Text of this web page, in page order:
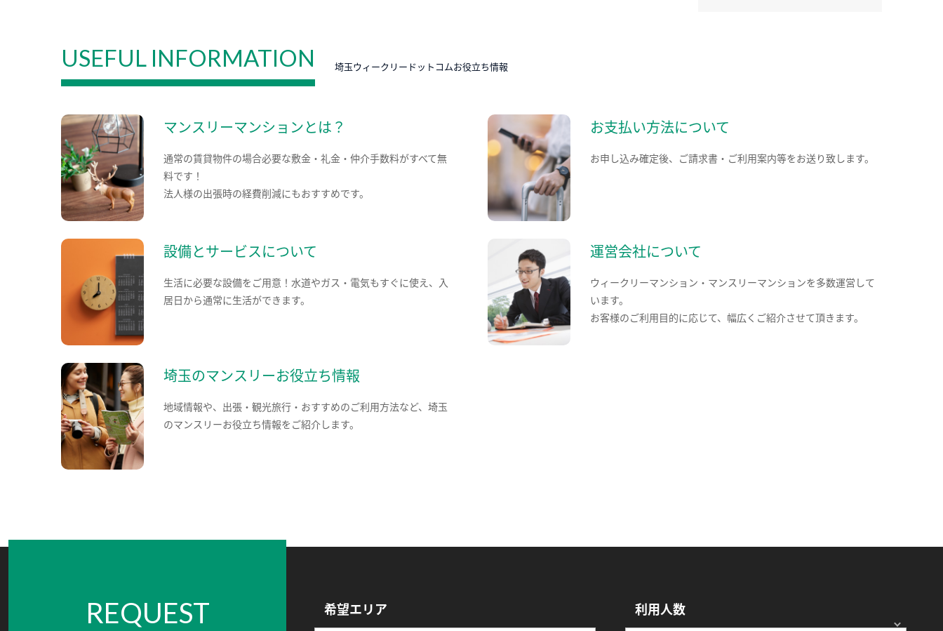
USEFUL INFORMATION 埼玉ウィークリードットコムお役立ち情報
マンスリーマンションとは？
通常の賃貸物件の場合必要な敷金・礼金・仲介手数料がすべて無
料です！
法人様の出張時の経費削減にもおすすめです。
お支払い方法について
お申し込み確定後、ご請求書・ご利用案内等をお送り致します。
設備とサービスについて
生活に必要な設備をご用意！水道やガス・電気もすぐに使え、入
居日から通常に生活ができます。
運営会社について
ウィークリーマンション・マンスリーマンションを多数運営して
います。
お客様のご利用目的に応じて、幅広くご紹介させて頂きます。
埼玉のマンスリーお役立ち情報
地域情報や、出張・観光旅行・おすすめのご利用方法など、埼玉
のマンスリーお役立ち情報をご紹介します。
REQUEST 希望エリア 利用人数